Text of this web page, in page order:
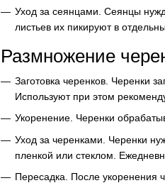
Уход за сеянцами. Сеянцы
листьев их пикируют в
Размножение
Заготовка черенков. Черенки
Используют при этом
Укоренение. Черенки
Уход за черенками. Черенки
пленкой или стеклом.
Пересадка. После укоренения